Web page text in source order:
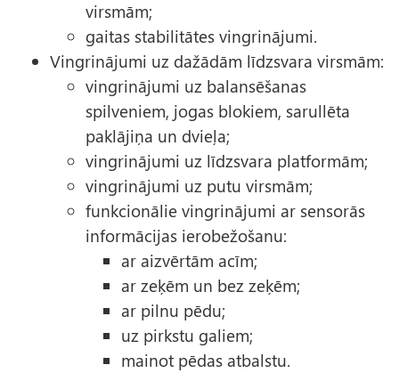
virsmām;
gaitas stabilitātes vingrinājumi.
Vingrinājumi uz dažādām līdzsvara virsmām:
vingrinājumi uz balansēšanas
spilveniem, jogas blokiem, sarullēta
paklājiņa un dvieļa;
vingrinājumi uz līdzsvara platformām;
vingrinājumi uz putu virsmām;
funkcionālie vingrinājumi ar sensorās
informācijas ierobežošanu:
ar aizvērtām acīm;
ar zeķēm un bez zeķēm;
ar pilnu pēdu;
uz pirkstu galiem;
mainot pēdas atbalstu.